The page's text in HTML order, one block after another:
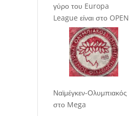
γύρο του Europa
League είναι στο OPEN
Ναϊμέγκεν-Ολυμπιακός
στο Mega